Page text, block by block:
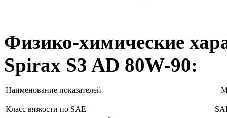
Физико-химические
Spirax S3 AD 80W-90:
Наименование показателей
Класс вязкости по SAE